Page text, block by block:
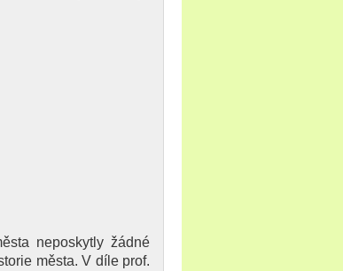
neposkytly žádné
města. V díle prof.